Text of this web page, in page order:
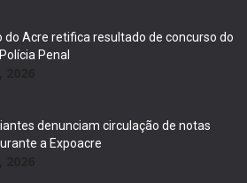
do Acre retifica resultado de concurso do
Penal
denunciam circulação de notas
a Expoacre